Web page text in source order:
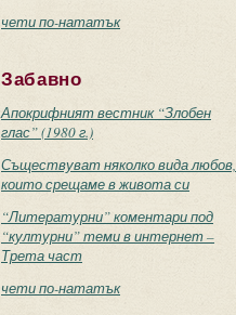
чети по-нататък
Забавно
Апокрифният вестник “Злобен
глас” (1980 г.)
Съществуват няколко вида любов,
които срещаме в живота си
“Литературни” коментари под
“културни” теми в интернет –
Трета част
чети по-нататък